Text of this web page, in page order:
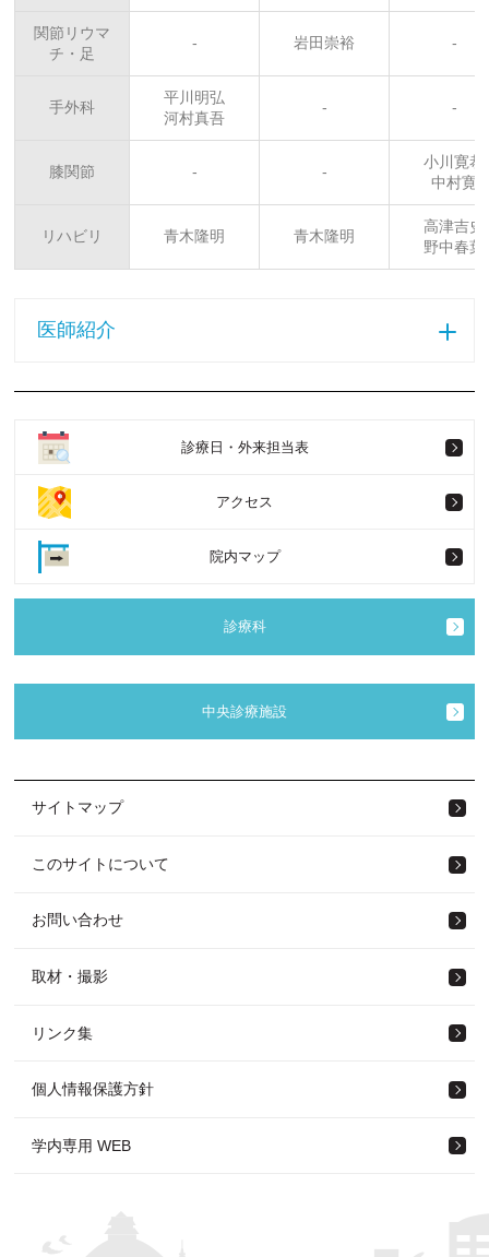
関節リウマ
チ・足
- 岩田崇裕 -
手外科
平川明弘
河村真吾
- -
膝関節 - -
小川寛恭
中村寛
リハビリ 青木隆明 青木隆明
高津吉史
野中春葉
医師紹介
診療日・外来担当表
アクセス
院内マップ
診療科
中央診療施設
サイトマップ
このサイトについて
お問い合わせ
取材・撮影
リンク集
個人情報保護方針
学内専用 WEB